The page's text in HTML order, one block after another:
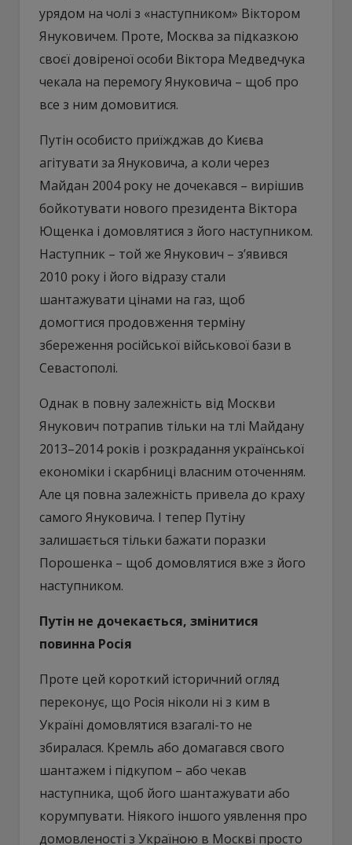
урядом на чолі з «наступником» Віктором
Януковичем. Проте, Москва за підказкою
своєї довіреної особи Віктора Медведчука
чекала на перемогу Януковича – щоб про
все з ним домовитися.
Путін особисто приїжджав до Києва
агітувати за Януковича, а коли через
Майдан 2004 року не дочекався – вирішив
бойкотувати нового президента Віктора
Ющенка і домовлятися з його наступником.
Наступник – той же Янукович – з’явився
2010 року і його відразу стали
шантажувати цінами на газ, щоб
домогтися продовження терміну
збереження російської військової бази в
Севастополі.
Однак в повну залежність від Москви
Янукович потрапив тільки на тлі Майдану
2013–2014 років і розкрадання української
економіки і скарбниці власним оточенням.
Але ця повна залежність привела до краху
самого Януковича. І тепер Путіну
залишається тільки бажати поразки
Порошенка – щоб домовлятися вже з його
наступником.
​Путін не дочекається, змінитися
повинна Росія
Проте цей короткий історичний огляд
переконує, що Росія ніколи ні з ким в
Україні домовлятися взагалі-то не
збиралася. Кремль або домагався свого
шантажем і підкупом – або чекав
наступника, щоб його шантажувати або
корумпувати. Ніякого іншого уявлення про
домовленості з Україною в Москві просто